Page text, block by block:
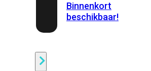
Binnenkort
beschikbaar!